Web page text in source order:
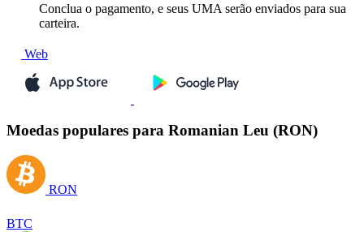
Conclua o pagamento, e seus UMA serão enviados para sua
carteira.
Web
Moedas populares para Romanian Leu (RON)
RON
BTC